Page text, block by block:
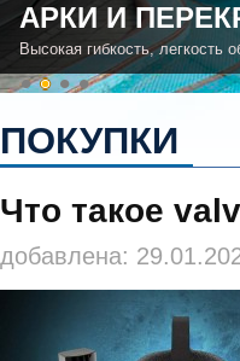
АРКИ И
Высокая гибкость, легкость
ПОКУПКИ
Что такое
добавлена: